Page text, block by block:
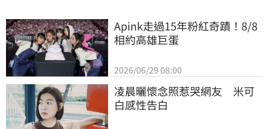
Apink走過15年粉紅奇蹟！8/8
相約高雄巨蛋
2026/06/29 08:00
凌晨曬懷念照惹哭網友　米可
白感性告白